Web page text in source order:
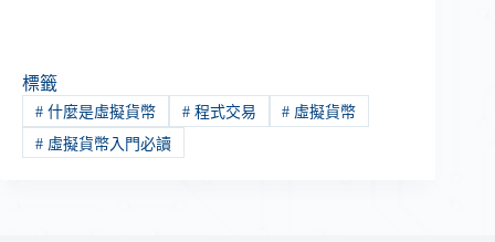
標籤
#什麼是虛擬貨幣 #程式交易 # 虛擬貨幣
#虛擬貨幣入門必讀